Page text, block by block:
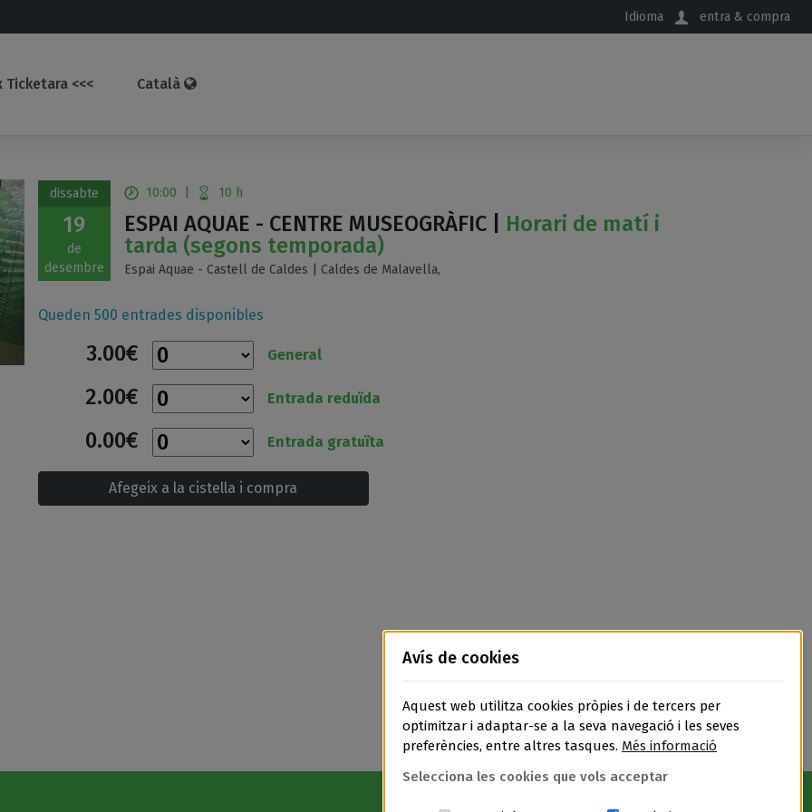
Idioma entra & compra
Ticketara <<< Català
dissabte
19
de
desembre
10:00 10 h
ESPAI AQUAE - CENTRE MUSEOGRÀFIC | Horari de matí i
tarda (segons temporada)
Espai Aquae - Castell de Caldes | Caldes de Malavella,
Queden 500 entrades disponibles
3.00€ General
2.00€ Entrada reduïda
0.00€ Entrada gratuïta
Afegeix a la cistella i compra
Avís de cookies
Aquest web utilitza cookies pròpies i de tercers per
optimitzar i adaptar-se a la seva navegació i les seves
preferències, entre altres tasques. Més informació
Selecciona les cookies que vols acceptar